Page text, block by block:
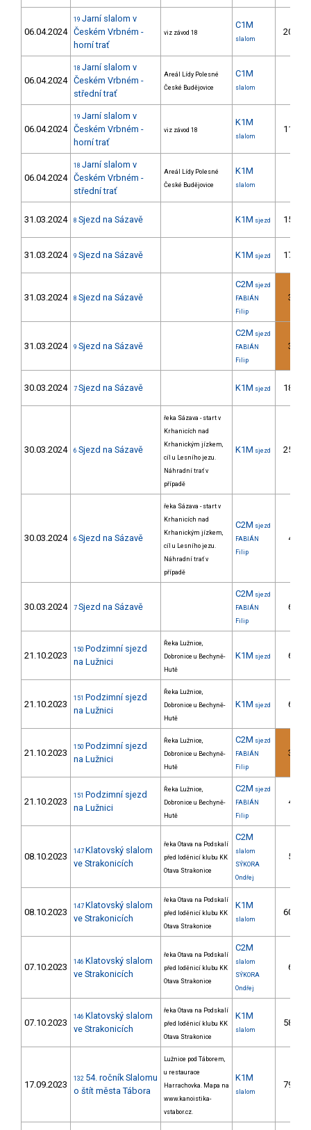
06.04.2024
19 Jarní slalom v
Českém Vrbném -
horní trať
viz závod 18
C1M
slalom
20.
06.04.2024
18 Jarní slalom v
Českém Vrbném -
střední trať
Areál Lídy Polesné
České Budějovice
C1M
slalom
06.04.2024
19 Jarní slalom v
Českém Vrbném -
horní trať
viz závod 18
K1M
slalom
11.
06.04.2024
18 Jarní slalom v
Českém Vrbném -
střední trať
Areál Lídy Polesné
České Budějovice
K1M
slalom
31.03.2024 8 Sjezd na Sázavě K1M sjezd 15.
31.03.2024 9 Sjezd na Sázavě K1M sjezd 17.
31.03.2024 8 Sjezd na Sázavě
C2M sjezd
FABIÁN
Filip
3.
31.03.2024 9 Sjezd na Sázavě
C2M sjezd
FABIÁN
Filip
3.
30.03.2024 7 Sjezd na Sázavě K1M sjezd 18.
30.03.2024 6 Sjezd na Sázavě
řeka Sázava - start v
Krhanicích nad
Krhanickým jízkem,
cíl u Lesního jezu.
Náhradní trať v
případě
K1M sjezd 25.
30.03.2024 6 Sjezd na Sázavě
řeka Sázava - start v
Krhanicích nad
Krhanickým jízkem,
cíl u Lesního jezu.
Náhradní trať v
případě
C2M sjezd
FABIÁN
Filip
4.
30.03.2024 7 Sjezd na Sázavě
C2M sjezd
FABIÁN
Filip
6.
21.10.2023
150 Podzimní sjezd
na Lužnici
Řeka Lužnice,
Dobronice u Bechyně-
Hutě
K1M sjezd 6.
21.10.2023
151 Podzimní sjezd
na Lužnici
Řeka Lužnice,
Dobronice u Bechyně-
Hutě
K1M sjezd 6.
21.10.2023
150 Podzimní sjezd
na Lužnici
Řeka Lužnice,
Dobronice u Bechyně-
Hutě
C2M sjezd
FABIÁN
Filip
3.
21.10.2023
151 Podzimní sjezd
na Lužnici
Řeka Lužnice,
Dobronice u Bechyně-
Hutě
C2M sjezd
FABIÁN
Filip
4.
08.10.2023 147 Klatovský slalom
ve Strakonicích
řeka Otava na Podskalí
před loděnicí klubu KK
Otava Strakonice
C2M
slalom
SÝKORA
Ondřej
5.
08.10.2023
147 Klatovský slalom
ve Strakonicích
řeka Otava na Podskalí
před loděnicí klubu KK
Otava Strakonice
K1M
slalom
60.
07.10.2023 146 Klatovský slalom
ve Strakonicích
řeka Otava na Podskalí
před loděnicí klubu KK
Otava Strakonice
C2M
slalom
SÝKORA
Ondřej
6.
07.10.2023
146 Klatovský slalom
ve Strakonicích
řeka Otava na Podskalí
před loděnicí klubu KK
Otava Strakonice
K1M
slalom
58.
17.09.2023
132 54. ročník Slalomu
o štít města Tábora
Lužnice pod Táborem,
u restaurace
Harrachovka. Mapa na
www.kanoistika-
vstabor.cz.
K1M
slalom
79.